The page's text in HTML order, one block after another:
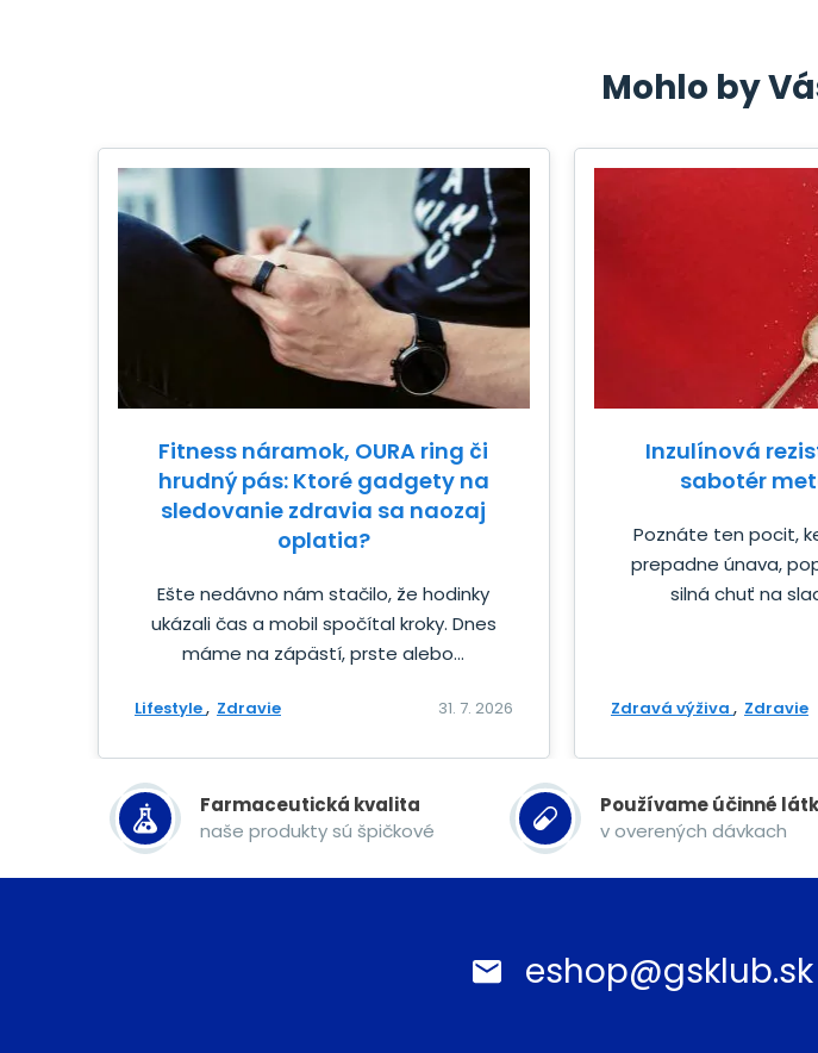
Mohlo by
Fitness náramok, OURA ring či
hrudný pás: Ktoré gadgety na
sledovanie zdravia sa naozaj
oplatia?
Ešte nedávno nám stačilo, že hodinky
ukázali čas a mobil spočítal kroky. Dnes
máme na zápästí, prste alebo...
Lifestyle Zdravie 31. 7. 2026
Inzulínová
sabotér
Poznáte ten pocit,
prepadne únava,
silná chuť na
Zdravá výživa Zdravie
Farmaceutická kvalita
naše produkty sú špičkové
Používame účinné
v overených dávkach
eshop@gsklub.sk